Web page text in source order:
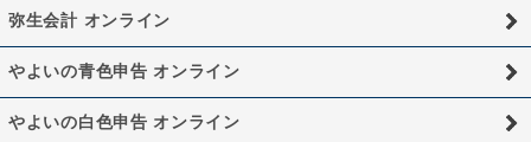
弥生会計 オンライン
やよいの青色申告 オンライン
やよいの白色申告 オンライン